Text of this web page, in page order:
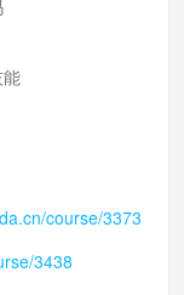
course/3373
3438